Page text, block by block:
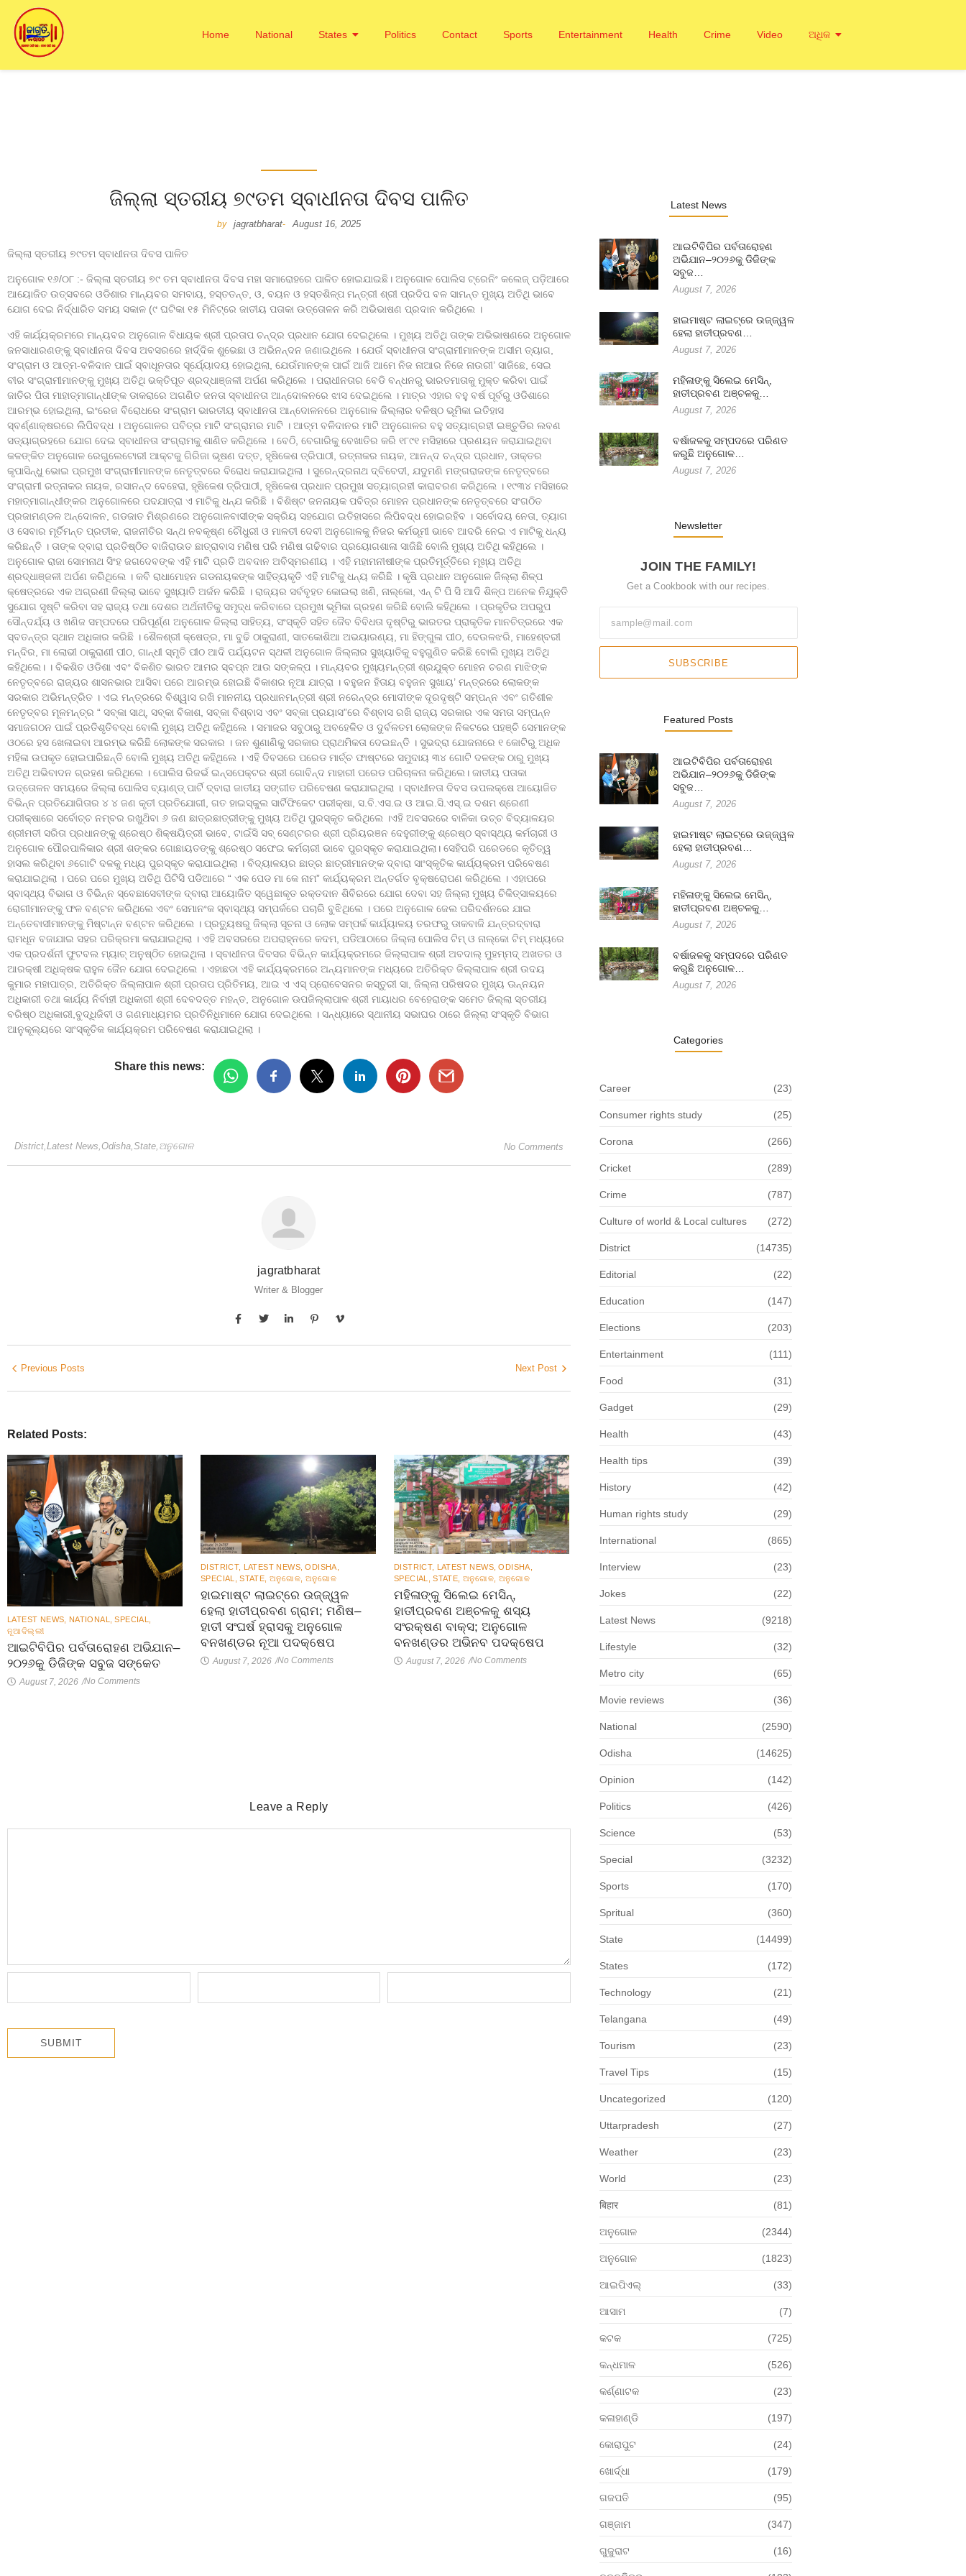
Home National States Politics Contact Sports Entertainment Health Crime Video ଅଧିକ
ଜିଲ୍ଲା ସ୍ତରୀୟ ୭୯ତମ ସ୍ବାଧୀନତା ଦିବସ ପାଳିତ
by jagratbharat- August 16, 2025
ଜିଲ୍ଲା ସ୍ତରୀୟ ୭୯ତମ ସ୍ବାଧୀନତା ଦିବସ ପାଳିତ
ଅନୁଗୋଳ ୧୬/୦୮ :- ଜିଲ୍ଲା ସ୍ତରୀୟ ୭୯ ତମ ସ୍ବାଧୀନତା ଦିବସ ମହା ସମାରୋହରେ ପାଳିତ ହୋଇଯାଇଛି। ଅନୁଗୋଳ ପୋଲିସ ଟ୍ରେନିଂ କଲେଜ୍ ପଡ଼ିଆରେ
ଆୟୋଜିତ ଉତ୍ସବରେ ଓଡିଶାର ମାନ୍ୟବର ସମବାୟ, ହସ୍ତତନ୍ତ, ଓ, ବୟନ ଓ ହସ୍ତଶିଳ୍ପ ମନ୍ତ୍ରୀ ଶ୍ରୀ ପ୍ରଦିପ ବଳ ସାମନ୍ତ ମୁଖ୍ୟ ଅତିଥି ଭାବେ
ଯୋଗ ଦେଇ ନିର୍ଦ୍ଧାରିତ ସମୟ ସକାଳ (୯ ଘଟିକା ୧୫ ମିନିଟ୍‌ରେ ଜାତୀୟ ପତାକା ଉତ୍ତୋଳନ କରି ଅଭିଭାଷଣ ପ୍ରଦାନ କରିଥିଲେ ।
ଏହି କାର୍ଯ୍ୟକ୍ରମରେ ମାନ୍ୟବର ଅନୁଗୋଳ ବିଧାୟକ ଶ୍ରୀ ପ୍ରତାପ ଚନ୍ଦ୍ର ପ୍ରଧାନ ଯୋଗ ଦେଇଥିଲେ । ମୁଖ୍ୟ ଅତିଥି ତାଙ୍କ ଅଭିଭାଷଣରେ ଅନୁଗୋଳ
ଜନସାଧାରଣଙ୍କୁ ସ୍ବାଧୀନତା ଦିବସ ଅବସରରେ ହାର୍ଦ୍ଦିକ ଶୁଭେଛା ଓ ଅଭିନନ୍ଦନ ଜଣାଇଥିଲେ । ଯେଉଁ ସ୍ବାଧୀନତା ସଂଗ୍ରାମୀମାନଙ୍କ ଅସୀମ ତ୍ୟାଗ,
ସଂଗ୍ରାମ ଓ ଆତ୍ମ-ବଳିଦାନ ପାଇଁ ସ୍ବାଧୂନତାର ସୂର୍ଯ୍ୟୋଦୟ ହୋଇଥିଲା, ଯେଉଁମାନଙ୍କ ପାଇଁ ଆଜି ଆମେ ନିଜ ନାଆର ନିଜେ ନାଉରୀ’ ସାଜିଛେ, ସେଇ
ବୀର ସଂଗ୍ରାମୀମାନଙ୍କୁ ମୁଖ୍ୟ ଅତିଥି ଭକ୍ତିପୂତ ଶ୍ରଦ୍ଧାଞ୍ଜଳୀ ଅର୍ପଣ କରିଥିଲେ । ପରାଧୀନତାର ବେଡି ବନ୍ଧନରୁ ଭାରତମାତାକୁ ମୁକ୍ତ କରିବା ପାଇଁ
ଜାତିର ପିତା ମାହାତ୍ମାଗାନ୍ଧୀଙ୍କ ଡାକରାରେ ଅଗଣିତ ଜନତା ସ୍ବାଧୀନତା ଆନ୍ଦୋଳନରେ ଝାସ ଦେଇଥିଲେ । ମାତ୍ର ଏହାର ବହୁ ବର୍ଷ ପୂର୍ବରୁ ଓଡିଶାରେ
ଆରମ୍ଭ ହୋଇଥିଲା, ଇଂରେଜ ବିରୋଧରେ ସଂଗ୍ରାମ ଭାରତୀୟ ସ୍ବାଧୀନତା ଆନ୍ଦୋଳନରେ ଅନୁଗୋଳ ଜିଲ୍ଲାର ବଳିଷ୍ଠ ଭୂମିକା ଇତିହାସ
ସ୍ବର୍ଣ୍ଣାକ୍ଷରରେ ଲିପିବଦ୍ଧ । ଅନୁଗୋଳର ପବିତ୍ର ମାଟି ସଂଗ୍ରାମର ମାଟି । ଆତ୍ମ ବଳିଦାନର ମାଟି ଅନୁଗୋଳର ବହୁ ସତ୍ୟାଗ୍ରହୀ ଇଞ୍ଚୁଡିର ଲବଣ
ସତ୍ୟାଗ୍ରହରେ ଯୋଗ ଦେଇ ସ୍ବାଧୀନତା ସଂଗ୍ରାମକୁ ଶାଣିତ କରିଥିଲେ । ବେଠି, ବେଗାରିକୁ ବେଖାତିର କରି ୧୮୯୧ ମସିହାରେ ପ୍ରଣୟନ କରାଯାଇଥିବା
କଳଙ୍କିତ ଅନୁଗୋଳ ରେଗୁଲେଟୋରୀ ଆକ୍ଟକୁ ଗିରିଜା ଭୂଷଣ ଦତ୍ତ, ହୃଷିକେଶ ତ୍ରିପାଠୀ, ରତ୍ନାକର ନାୟକ, ଆନନ୍ଦ ଚନ୍ଦ୍ର ପ୍ରଧାନ, ଡାକ୍ତର
କୃପାସିନ୍ଧୁ ଭୋଇ ପ୍ରମୁଖ ସଂଗ୍ରାମୀମାନଙ୍କ ନେତୃତ୍ବରେ ବିରୋଧ କରାଯାଇଥିଲା । ସୁରେନ୍ଦ୍ରନାଥ ଦ୍ବିବେଦୀ, ଯଦୁମଣି ମଙ୍ଗରାଜଙ୍କ ନେତୃତ୍ବରେ
ସଂଗ୍ରାମୀ ରତ୍ନାକର ନାୟକ, ରସାନନ୍ଦ ବେହେରା, ହୃଷିକେଶ ତ୍ରିପାଠୀ, ହୃଷିକେଶ ପ୍ରଧାନ ପ୍ରମୁଖ ସତ୍ୟାଗ୍ରହୀ କାରାବରଣ କରିଥିଲେ । ୧୯୩୪ ମସିହାରେ
ମହାତ୍ମାଗାନ୍ଧୀଙ୍କର ଅନୁଗୋଳରେ ପଦଯାତ୍ରା ଏ ମାଟିକୁ ଧନ୍ଯ କରିଛି । ବିଶିଷ୍ଟ ଜନନାୟକ ପବିତ୍ର ମୋହନ ପ୍ରଧାନଙ୍କ ନେତୃତ୍ବରେ ସଂଗଠିତ
ପ୍ରଜାମଣ୍ଡଳ ଅନ୍ଦୋଳନ, ଗଡଜାତ ମିଶ୍ରଣରେ ଅନୁଗୋଳବାସୀଙ୍କ ସକ୍ରିୟ ସହଯୋଗ ଇତିହାସରେ ଲିପିବଦ୍ଧ ହୋଇରହିବ । ସର୍ବୋଦୟ ନେତା, ତ୍ୟାଗ
ଓ ସେବାର ମୂର୍ତିମନ୍ତ ପ୍ରତୀକ, ରାଜନୀତିର ସନ୍ଥ ନବକୃଷ୍ଣ ଚୌଧୁରୀ ଓ ମାଳତୀ ଦେବୀ ଅନୁଗୋଳକୁ ନିଜର କର୍ମଭୂମୀ ଭାବେ ଆଦରି ନେଇ ଏ ମାଟିକୁ ଧନ୍ୟ
କରିଛନ୍ତି । ତାଙ୍କ ଦ୍ବାରା ପ୍ରତିଷ୍ଠିତ ବାଜିରାଉତ ଛାତ୍ରାବାସ ମଣିଷ ପରି ମଣିଷ ଗଢିବାର ପ୍ରୟୋଗଶାଳା ସାଜିଛି ବୋଲି ମୁଖ୍ୟ ଅତିଥି କହିଥିଲେ ।
ଅନୁଗୋଳ ରାଜା ସୋମନାଥ ସିଂହ ଜଗଦେବଙ୍କ ଏହି ମାଟି ପ୍ରତି ଅବଦାନ ଅବିସ୍ମରଣୀୟ । ଏହି ମହାମନୀଷୀଙ୍କ ପ୍ରତିମୂର୍ତ୍ତିରେ ମୂଖ୍ୟ ଅତିଥି
ଶ୍ରଦ୍ଧାଞ୍ଜଳୀ ଅର୍ପଣ କରିଥିଲେ । କବି ରାଧାମୋହନ ଗଡନାୟକଙ୍କ ସାହିତ୍ୟକୃତି ଏହି ମାଟିକୁ ଧନ୍ୟ କରିଛି । କୃଷି ପ୍ରଧାନ ଅନୁଗୋଳ ଜିଲ୍ଲା ଶିଳ୍ପ
କ୍ଷେତ୍ରରେ ଏକ ଅଗ୍ରଣୀ ଜିଲ୍ଲା ଭାବେ ସୁଖ୍ୟାତି ଅର୍ଜନ କରିଛି । ରାଜ୍ୟର ସର୍ବବୃହତ କୋଇଲା ଖଣି, ନାଲ୍‌କୋ, ଏନ୍ ଟି ପି ସି ଆଦି ଶିଳ୍ପ ଅନେକ ନିଯୁକ୍ତି
ସୁଯୋଗ ସୃଷ୍ଟି କରିବା ସହ ରାଜ୍ୟ ତଥା ଦେଶର ଅର୍ଥନୀତିକୁ ସମୃଦ୍ଧ କରିବାରେ ପ୍ରମୁଖ ଭୂମିକା ଗ୍ରହଣ କରିଛି ବୋଲି କହିଥିଲେ । ପ୍ରକୃତିର ଅପରୁପ
ସୌନ୍ଦର୍ଯ୍ୟ ଓ ଖଣିଜ ସମ୍ପଦରେ ପରିପୂର୍ଣ୍ଣ ଅନୁଗୋଳ ଜିଲ୍ଲା ସାହିତ୍ୟ, ସଂସ୍କୃତି ସହିତ ଜୈବ ବିବିଧତା ଦୃଷ୍ଟିରୁ ଭାରତର ପ୍ରାକୃତିକ ମାନଚିତ୍ରରେ ଏକ
ସ୍ବତନ୍ତ୍ର ସ୍ଥାନ ଅଧିକାର କରିଛି । ଶୈଳଶ୍ରୀ କ୍ଷେତ୍ର, ମା ବୁଢି ଠାକୁରାଣୀ, ସାତକୋଶିଆ ଅଭୟାରଣ୍ୟ, ମା ହିଙ୍ଗୁଳା ପୀଠ, ଦେଉଳଝରି, ମାହେଶ୍ବରୀ
ମନ୍ଦିର, ମା ଲୋଭୀ ଠାକୁରାଣୀ ପୀଠ, ଗାନ୍ଧୀ ସ୍ମୃତି ପୀଠ ଆଦି ପର୍ଯ୍ୟଟନ ସ୍ଥଳୀ ଅନୁଗୋଳ ଜିଲ୍ଲାର ସୁଖ୍ୟାତିକୁ ବହୁଗୁଣିତ କରିଛି ବୋଲି ମୁଖ୍ୟ ଅତିଥି
କହିଥିଲେ। । ବିକଶିତ ଓଡିଶା ଏବଂ ବିକଶିତ ଭାରତ ଆମର ସ୍ବପ୍ନ ଆଉ ସଙ୍କଳ୍ପ । ମାନ୍ୟବର ମୁଖ୍ୟମନ୍ତ୍ରୀ ଶ୍ରଯୁକ୍ତ ମୋହନ ଚରଣ ମାଝିଙ୍କ
ନେତୃତ୍ବରେ ରାଜ୍ୟର ଶାସନଭାର ଆସିବା ପରେ ଆରମ୍ଭ ହୋଇଛି ବିକାଶର ନୂଆ ଯାତ୍ରା । ବହୁଜନ ହିତାୟ ବହୁଜନ ସୁଖାୟ’ ମନ୍ତ୍ରରେ ଲୋକଙ୍କ
ସରକାର ଅଭିମନ୍ତ୍ରିତ । ଏଇ ମନ୍ତ୍ରରେ ବିଶ୍ୱାସ ରଖି ମାନନୀୟ ପ୍ରଧାନମନ୍ତ୍ରୀ ଶ୍ରୀ ନରେନ୍ଦ୍ର ମୋଦୀଙ୍କ ଦୂରଦୃଷ୍ଟି ସମ୍ପନ୍ନ ଏବଂ ଗତିଶୀଳ
ନେତୃତ୍ବର ମୂଳମନ୍ତ୍ର “ ସବ୍‌କା ସାଥ୍, ସବ୍‌କା ବିକାଶ, ସବ୍‌କା ବିଶ୍ବାସ ଏବଂ ସବ୍‌କା ପ୍ରୟାସ”ରେ ବିଶ୍ବାସ ରଖି ରାଜ୍ୟ ସରକାର ଏକ ସମତା ସମ୍ପନ୍ନ
ସମାଜଗଠନ ପାଇଁ ପ୍ରତିଶୃତିବଦ୍ଧ ବୋଲି ମୁଖ୍ୟ ଅତିଥି କହିଥିଲେ । ସମାଜର ସବୁଠାରୁ ଅବହେଳିତ ଓ ଦୁର୍ବଳତମ ଲୋକଙ୍କ ନିକଟରେ ପହଞ୍ଚି ସେମାନଙ୍କ
ଓଠରେ ହସ ଖେଳାଇବା ଆରମ୍ଭ କରିଛି ଲୋକଙ୍କ ସରକାର । ଜନ ଶୁଣାଣିକୁ ସରକାର ପ୍ରାଥମିକତା ଦେଇଛନ୍ତି । ସୁଭଦ୍ରା ଯୋଜନାରେ ୧ କୋଟିରୁ ଅଧିକ
ମହିଳା ଉପକୃତ ହୋଇପାରିଛନ୍ତି ବୋଲି ମୁଖ୍ୟ ଅତିଥି କହିଥିଲେ । ଏହି ଦିବସରେ ପରେଡ ମାର୍ଚ୍ଚ ଫାଷ୍ଟରେ ସମୁଦାୟ ୩୪ ଗୋଟି ଦଳଙ୍କ ଠାରୁ ମୁଖ୍ୟ
ଅତିଥି ଅଭିବାଦନ ଗ୍ରହଣ କରିଥିଲେ । ପୋଲିସ ରିଜର୍ଭ ଇନ୍ସପେକ୍ଟର ଶ୍ରୀ ଗୋବିନ୍ଦ ମାହାରୀ ପରେଡ ପରିଚାଳନା କରିଥିଲେ। ଜାତୀୟ ପତାକା
ଉତ୍ତୋଳନ ସମୟରେ ଜିଲ୍ଲା ପୋଲିସ ବ୍ୟାଣ୍ଡ୍ ପାର୍ଟି ଦ୍ବାରା ଜାତୀୟ ସଙ୍ଗୀତ ପରିବେଷଣ କରାଯାଇଥିଲା । ସ୍ବାଧୀନତା ଦିବସ ଉପଲକ୍ଷେ ଆୟୋଜିତ
ବିଭିନ୍ନ ପ୍ରତିଯୋଗିତାର ୪ ୪ ଜଣ କୃତୀ ପ୍ରତିଯୋଗୀ, ଗତ ହାଇସ୍କୁଲ ସାର୍ଟିଫିକେଟ ପରୀକ୍ଷା, ସ.ବି.ଏସ.ଇ ଓ ଆଇ.ସି.ଏସ୍.ଇ ଦଶମ ଶ୍ରେଣୀ
ପରୀକ୍ଷାରେ ସର୍ବୋଚ୍ଚ ନମ୍ବର ରଖୁଥ‌ିବା ୬ ଜଣ ଛାତ୍ରଛାତ୍ରୀଙ୍କୁ ମୁଖ୍ୟ ଅତିଥି ପୁରସ୍କୃତ କରିଥିଲେ ।ଏହି ଅବସରରେ ବାଳିକା ଉଚ୍ଚ ବିଦ୍ୟାଳୟର
ଶ୍ରୀମତୀ ସରିତା ପ୍ରଧାନଙ୍କୁ ଶ୍ରେଷ୍ଠ ଶିକ୍ଷୟିତ୍ରୀ ଭାବେ, ଟାଇଁସି ସବ୍‌ ସେଣ୍ଟରର ଶ୍ରୀ ପ୍ରିୟରଞନ ଦେହୁରୀଙ୍କୁ ଶ୍ରେଷ୍ଠ ସ୍ବାସ୍ଥ୍ୟ କର୍ମଚାରୀ ଓ
ଅନୁଗୋଳ ପୌରପାଳିକାର ଶ୍ରୀ ଶଙ୍କର ଗୋଛାୟତଙ୍କୁ ଶ୍ରେଷ୍ଠ ସଫେଇ କର୍ମଚାରୀ ଭାବେ ପୁରସ୍କୃତ କରାଯାଇଥିଲା। ସେହିପରି ପରେଡରେ କୃତିତ୍ୱ
ହାସଲ କରିଥିବା ୬ଗୋଟି ଦଳକୁ ମଧ୍ୟ ପୁରସ୍କୃତ କରାଯାଇଥିଲା । ବିଦ୍ୟାଳୟର ଛାତ୍ର ଛାତ୍ରୀମାନଙ୍କ ଦ୍ବାରା ସାଂସ୍କୃତିକ କାର୍ଯ୍ୟକ୍ରମ ପରିବେଷଣ
କରାଯାଇଥିଲା । ପରେ ପରେ ମୁଖ୍ୟ ଅତିଥି ପିଟିସି ପଡିଆରେ “ ଏକ ପେଡ ମା କେ ନାମ” କାର୍ଯ୍ୟକ୍ରମ ଅନ୍ତର୍ଗତ ବୃକ୍ଷରୋପଣ କରିଥିଲେ । ଏହାପରେ
ସ୍ବାସ୍ଥ୍ୟ ବିଭାଗ ଓ ବିଭିନ୍ନ ସ୍ବେଛାସେବୀଙ୍କ ଦ୍ବାରା ଆୟୋଜିତ ସ୍ୱେଛାକୃତ ରକ୍ତଦାନ ଶିବିରରେ ଯୋଗ ଦେବା ସହ ଜିଲ୍ଲା ମୁଖ୍ୟ ଚିକିତ୍ସାଳୟରେ
ରୋଗୀମାନଙ୍କୁ ଫଳ ବଣ୍ଟନ କରିଥିଲେ ଏବଂ ସେମାନଂକ ସ୍ବାସ୍ଥ୍ୟ ସମ୍ପର୍କରେ ପଚାରି ବୁଝିଥିଲେ । ପରେ ଅନୁଗୋଳ ଜେଲ ପରିଦର୍ଶନରେ ଯାଇ
ଅନ୍ତେବାସୀମାନଙ୍କୁ ମିଷ୍ଟାନ୍ନ ବଣ୍ଟନ କରିଥିଲେ । ପ୍ରତ୍ୟୁଷରୁ ଜିଲ୍ଲା ସୂଚନା ଓ ଲୋକ ସମ୍ପର୍କ କାର୍ଯ୍ୟାଳୟ ତରଫରୁ ଡାକବାଜି ଯନ୍ତ୍ରଦ୍ବାରା
ରାମଧୂନ ବଜାଯାଇ ସହର ପରିକ୍ରମା କରାଯାଇଥିଲା । ଏହି ଅବସରରେ ଅପରାହ୍ନରେ କଦମ, ପଡିଆଠାରେ ଜିଲ୍ଲା ପୋଲିସ ଟିମ୍ ଓ ନାଲ୍‌କୋ ଟିମ୍ ମଧ୍ୟରେ
ଏକ ପ୍ରଦର୍ଶନୀ ଫୁଟବଲ ମ୍ୟାଚ୍ ଅନୁଷ୍ଠିତ ହୋଇଥିଲା । ସ୍ବାଧୀନତା ଦିବସର ବିଭିନ୍ନ କାର୍ଯ୍ୟକ୍ରମରେ ଜିଲ୍ଲାପାଳ ଶ୍ରୀ ଅବଦାଲ୍ ମୁହମ୍ମଦ୍ ଅଖତର ଓ
ଆରକ୍ଷୀ ଅଧିକ୍ଷକ ରାହୁଳ ଜୈନ ଯୋଗ ଦେଇଥିଲେ । ଏହାଛଡା ଏହି କାର୍ଯ୍ୟକ୍ରମରେ ଅନ୍ୟମାନଙ୍କ ମଧ୍ୟରେ ଅତିରିକ୍ତ ଜିଲ୍ଲାପାଳ ଶ୍ରୀ ଉଦୟ
କୁମାର ମହାପାତ୍ର, ଅତିରିକ୍ତ ଜିଲ୍ଲାପାଳ ଶ୍ରୀ ପ୍ରତାପ ପ୍ରିତିମୟ, ଆଇ ଏ ଏସ୍ ପ୍ରୋବେସନର କସ୍ତୁରୀ ସା, ଜିଲ୍ଲା ପରିଷଦର ମୁଖ୍ୟ ଊନ୍ନୟନ
ଅଧିକାରୀ ତଥା କାର୍ଯ୍ୟ ନିର୍ବାହୀ ଅଧିକାରୀ ଶ୍ରୀ ଦେବଦତ୍ତ ମହନ୍ତ, ଅନୁଗୋଳ ଊପଜିଲ୍ଲାପାଳ ଶ୍ରୀ ମାୟାଧର ବେହେରାଙ୍କ ସମେତ ଜିଲ୍ଲା ସ୍ତରୀୟ
ବରିଷ୍ଠ ଅଧିକାରୀ,ବୁଦ୍ଧିଜିବୀ ଓ ଗଣମାଧ୍ୟମର ପ୍ରତିନିଧିମାନେ ଯୋଗ ଦେଇଥିଲେ । ସନ୍ଧ୍ୟାରେ ସ୍ଥାନୀୟ ସଭାଘର ଠାରେ ଜିଲ୍ଲା ସଂସ୍କୃତି ବିଭାଗ
ଆନୁକୂଲ୍ୟରେ ସାଂସ୍କୃତିକ କାର୍ଯ୍ୟକ୍ରମ ପରିବେଷଣ କରାଯାଇଥିଲା ।
Share this news:
District,Latest News,Odisha,State, ଅନୁଗୋଳ No Comments
jagratbharat
Writer & Blogger
Previous Posts Next Post
Related Posts:
LATEST NEWS NATIONAL SPECIAL
ନୂଆଦିଲ୍ଲୀ
ଆଇଟିବିପିର ପର୍ବତାରୋହଣ ଅଭିଯାନ–
୨୦୨୬କୁ ଡିଜିଙ୍କ ସବୁଜ ସଙ୍କେତ
August 7, 2026 /No Comments
DISTRICT, LATEST NEWS ODISHA
SPECIAL
STATE ଅନୁଗୋଳ ଅନୁଗୋଳ
ହାଇମାଷ୍ଟ ଲାଇଟ୍‌ରେ ଉଜ୍ଜ୍ୱଳ
ହେଲା ହାତୀପ୍ରବଣ ଗ୍ରାମ; ମଣିଷ–
ହାତୀ ସଂଘର୍ଷ ହ୍ରାସକୁ ଅନୁଗୋଳ
ବନଖଣ୍ଡର ନୂଆ ପଦକ୍ଷେପ
August 7, 2026 /No Comments
DISTRICT, LATEST NEWS ODISHA
SPECIAL
STATE ଅନୁଗୋଳ ଅନୁଗୋଳ
ମହିଳାଙ୍କୁ ସିଲେଇ ମେସିନ୍,
ହାତୀପ୍ରବଣ ଅଞ୍ଚଳକୁ ଶସ୍ୟ
ସଂରକ୍ଷଣ ବାକ୍ସ; ଅନୁଗୋଳ
ବନଖଣ୍ଡର ଅଭିନବ ପଦକ୍ଷେପ
August 7, 2026 /No Comments
Leave a Reply
Latest News
ଆଇଟିବିପିର ପର୍ବତାରୋହଣ
ଅଭିଯାନ–୨୦୨୬କୁ ଡିଜିଙ୍କ
ସବୁଜ…
August 7, 2026
ହାଇମାଷ୍ଟ ଲାଇଟ୍‌ରେ ଉଜ୍ଜ୍ୱଳ
ହେଲା ହାତୀପ୍ରବଣ…
August 7, 2026
ମହିଳାଙ୍କୁ ସିଲେଇ ମେସିନ୍,
ହାତୀପ୍ରବଣ ଅଞ୍ଚଳକୁ…
August 7, 2026
ବର୍ଷାଜଳକୁ ସମ୍ପଦରେ ପରିଣତ
କରୁଛି ଅନୁଗୋଳ…
August 7, 2026
Newsletter
JOIN THE FAMILY!
Get a Cookbook with our recipes.
SUBSCRIBE
Featured Posts
ଆଇଟିବିପିର ପର୍ବତାରୋହଣ
ଅଭିଯାନ–୨୦୨୬କୁ ଡିଜିଙ୍କ
ସବୁଜ…
August 7, 2026
ହାଇମାଷ୍ଟ ଲାଇଟ୍‌ରେ ଉଜ୍ଜ୍ୱଳ
ହେଲା ହାତୀପ୍ରବଣ…
August 7, 2026
ମହିଳାଙ୍କୁ ସିଲେଇ ମେସିନ୍,
ହାତୀପ୍ରବଣ ଅଞ୍ଚଳକୁ…
August 7, 2026
ବର୍ଷାଜଳକୁ ସମ୍ପଦରେ ପରିଣତ
କରୁଛି ଅନୁଗୋଳ…
August 7, 2026
Categories
Career (23)
Consumer rights study (25)
Corona (266)
Cricket (289)
Crime (787)
Culture of world & Local cultures (272)
District (14735)
Editorial (22)
Education (147)
Elections (203)
Entertainment (111)
Food (31)
Gadget (29)
Health (43)
Health tips (39)
History (42)
Human rights study (29)
International (865)
Interview (23)
Jokes (22)
Latest News (9218)
Lifestyle (32)
Metro city (65)
Movie reviews (36)
National (2590)
Odisha (14625)
Opinion (142)
Politics (426)
Science (53)
Special (3232)
Sports (170)
Spritual (360)
State (14499)
States (172)
Technology (21)
Telangana (49)
Tourism (23)
Travel Tips (15)
Uncategorized (120)
Uttarpradesh (27)
Weather (23)
World (23)
बिहार (81)
ଅନୁଗୋଳ (2344)
ଅନୁଗୋଳ (1823)
ଆଇପିଏଲ୍ (33)
ଆସାମ (7)
କଟକ (725)
କନ୍ଧମାଳ (526)
କର୍ଣ୍ଣାଟକ (23)
କଳାହାଣ୍ଡି (197)
କୋରାପୁଟ (24)
ଖୋର୍ଦ୍ଧା (179)
ଗଜପତି (95)
ଗଞ୍ଜାମ (347)
ଗୁଜୁରାଟ (16)